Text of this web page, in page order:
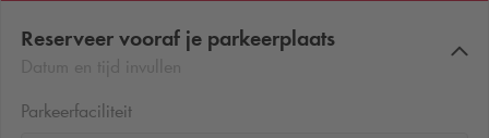
Reserveer vooraf je parkeerplaats
Parkeerfaciliteit